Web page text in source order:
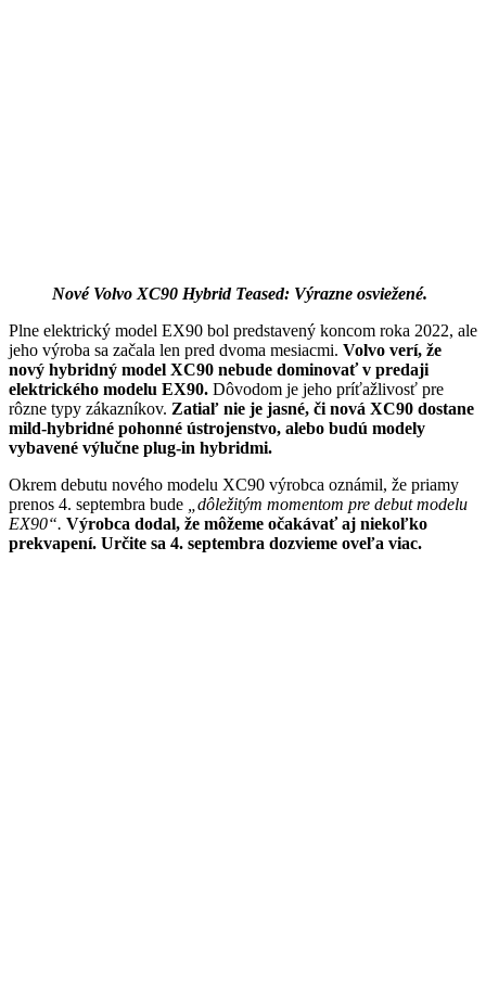
Nové Volvo XC90 Hybrid Teased: Výrazne osviežené.
Plne elektrický model EX90 bol predstavený koncom roka 2022, ale
jeho výroba sa začala len pred dvoma mesiacmi. Volvo verí, že
nový hybridný model XC90 nebude dominovať v predaji
elektrického modelu EX90. Dôvodom je jeho príťažlivosť pre
rôzne typy zákazníkov. Zatiaľ nie je jasné, či nová XC90 dostane
mild-hybridné pohonné ústrojenstvo, alebo budú modely
vybavené výlučne plug-in hybridmi.
Okrem debutu nového modelu XC90 výrobca oznámil, že priamy
prenos 4. septembra bude
„dôležitým momentom pre debut modelu
EX90“. Výrobca dodal, že môžeme očakávať aj niekoľko
prekvapení. Určite sa 4. septembra dozvieme oveľa viac.